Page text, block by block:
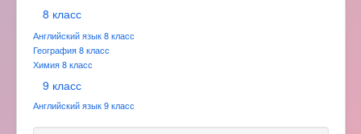
8 класс
Английский язык 8 класс
География 8 класс
Химия 8 класс
9 класс
Английский язык 9 класс